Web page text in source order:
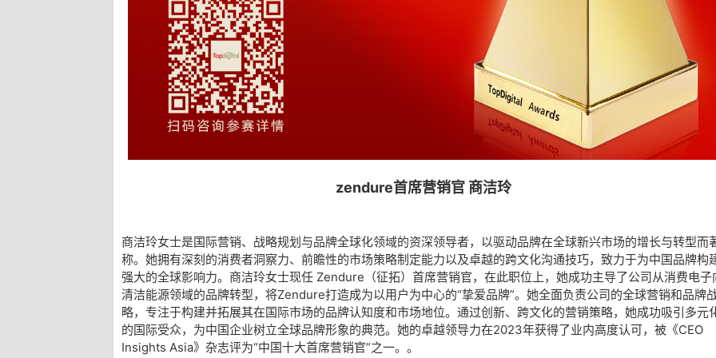
zendure首席营销官 商洁玲
商洁玲女士是国际营销、战略规划与品牌全球化领域的资深领导者，以驱动品牌在全球新兴市场的增长与转型而
称。她拥有深刻的消费者洞察力、前瞻性的市场策略制定能力以及卓越的跨文化沟通技巧，致力于为中国品牌构
强大的全球影响力。商洁玲女士现任 Zendure（征拓）首席营销官，在此职位上，她成功主导了公司从消费电子
清洁能源领域的品牌转型，将Zendure打造成为以用户为中心的“挚爱品牌”。她全面负责公司的全球营销和品牌
略，专注于构建并拓展其在国际市场的品牌认知度和市场地位。通过创新、跨文化的营销策略，她成功吸引多元
的国际受众，为中国企业树立全球品牌形象的典范。她的卓越领导力在2023年获得了业内高度认可，被《CEO
Insights Asia》杂志评为“中国十大首席营销官”之一。。